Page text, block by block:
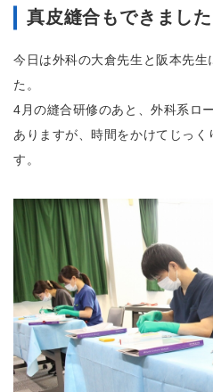
病
附
属
ク
リ
ニ
ッ
ク
真皮縫合もできました
今日は外科の大倉先生と阪本先生
た。
4月の縫合研修のあと、外科系ロ
ありますが、時間をかけてじっ
す。